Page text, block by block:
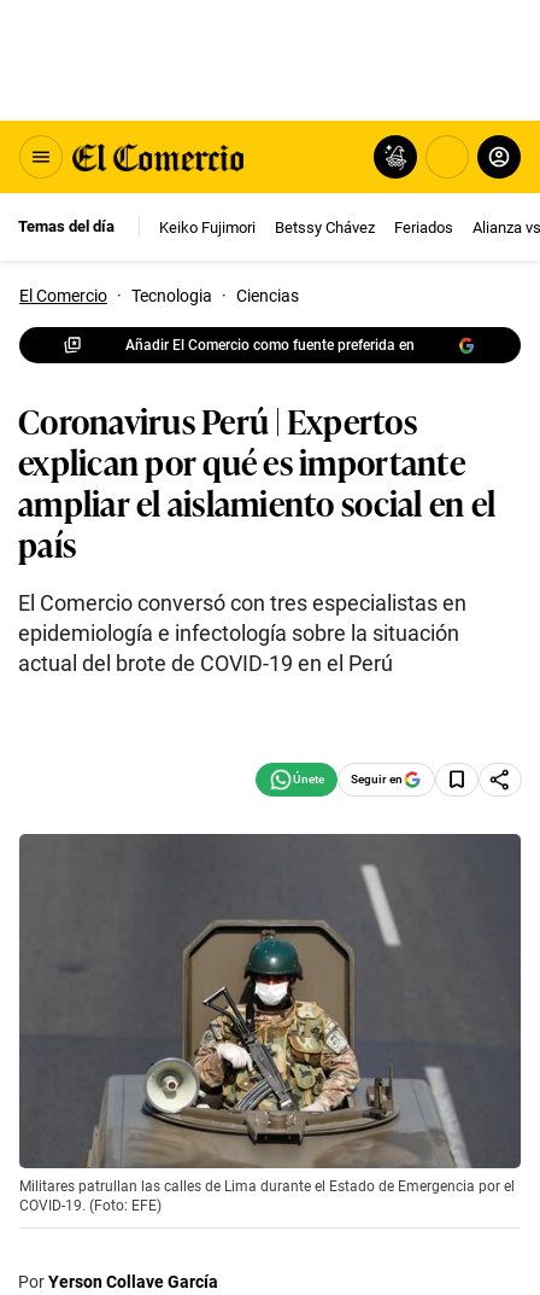
Temas del día Keiko Fujimori Betssy Chávez Feriados Alianza
El Comercio · Tecnologia · Ciencias
Añadir El Comercio como fuente preferida en
Coronavirus Perú | Expertos
explican por qué es importante
ampliar el aislamiento social en el
país
El Comercio conversó con tres especialistas en
epidemiología e infectología sobre la situación
actual del brote de COVID-19 en el Perú
Seguir en
Militares patrullan las calles de Lima durante el Estado de Emergencia por el
COVID-19. (Foto: EFE)
PorYerson Collave García